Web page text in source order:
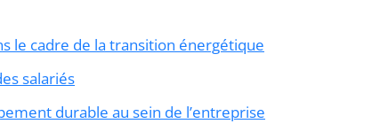
le cadre de la transition énergétique
salariés
durable au sein de l’entreprise